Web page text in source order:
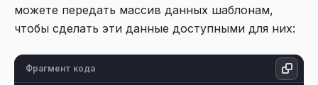
можете передать массив данных шаблонам,
чтобы сделать эти данные доступными для них:
Фрагмент кода